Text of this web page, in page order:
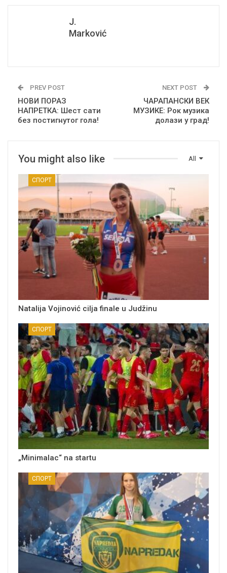
J.
Marković
PREV POST
НОВИ ПОРАЗ
НАПРЕТКА: Шест сати
без постигнутог гола!
NEXT POST
ЧАРАПАНСКИ ВЕК
МУЗИКЕ: Рок музика
долази у град!
All
You might also like
СПОРТ
Natalija Vojinović cilja finale u Judžinu
СПОРТ
„Minimalac“ na startu
СПОРТ